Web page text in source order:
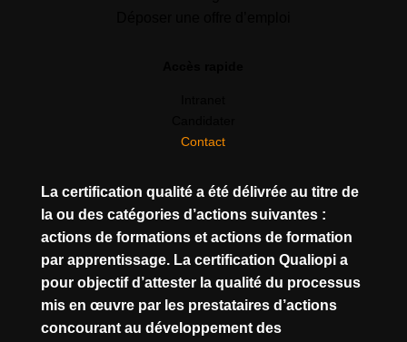
Contact
La certification qualité a été délivrée au titre de
la ou des catégories d’actions suivantes :
actions de formations et actions de formation
par apprentissage. La certification Qualiopi a
pour objectif d’attester la qualité du processus
mis en œuvre par les prestataires d’actions
concourant au développement des